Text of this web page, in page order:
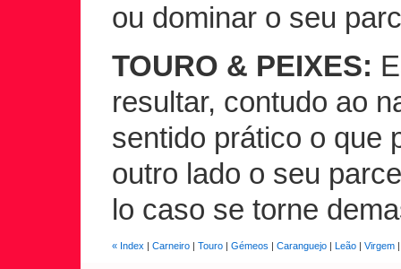
ou dominar o seu
TOURO & PEIXES:
resultar, contudo ao
sentido prático o que
outro lado o seu
lo caso se torne
« Index | Carneiro | Touro | Gémeos | Caranguejo | Leão | Virgem